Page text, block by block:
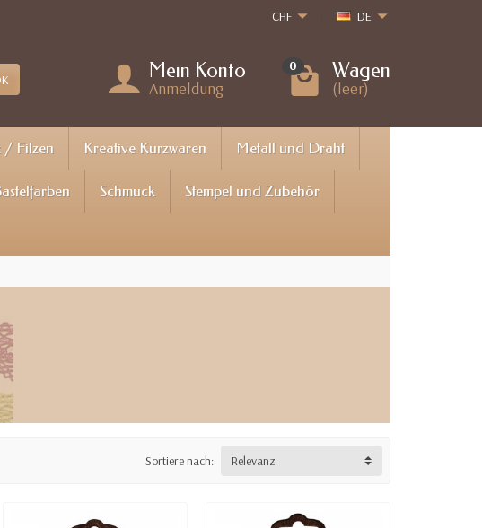
CHF DE
Mein Konto
Anmeldung
0 Wagen
(leer)
/ Filzen Kreative Kurzwaren Metall und Draht
Schmuck Stempel und Zubehör
Sortiere nach: Relevanz